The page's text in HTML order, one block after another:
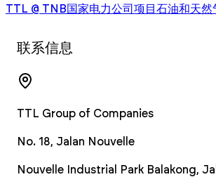
TTL @ TNB 国家电力公司项目 石油和天然
联系信息
TTL Group of Companies
No. 18, Jalan Nouvelle
Nouvelle Industrial Park Balakong,